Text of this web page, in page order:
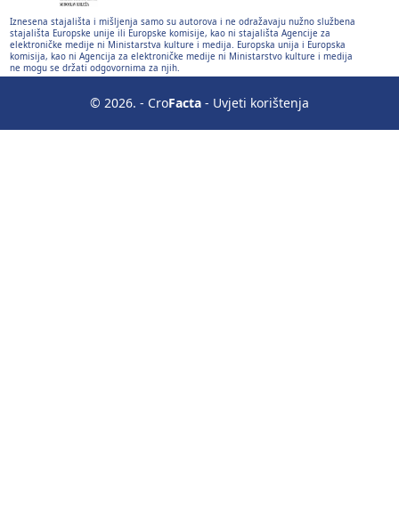
Iznesena stajališta i mišljenja samo su autorova i ne odražavaju nužno službena
stajališta Europske unije ili Europske komisije, kao ni stajališta Agencije za
elektroničke medije ni Ministarstva kulture i medija. Europska unija i Europska
komisija, kao ni Agencija za elektroničke medije ni Ministarstvo kulture i medija
ne mogu se držati odgovornima za njih.
© 2026. - CroFacta - Uvjeti korištenja